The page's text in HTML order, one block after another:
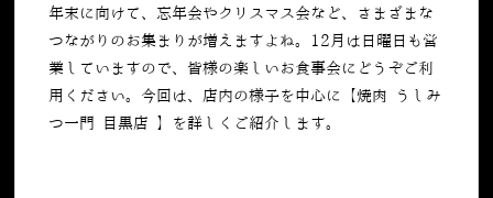
年末に向けて、忘年会やクリスマス会など、さまざまな
つながりのお集まりが増えますよね。12月は日曜日も営
業していますので、皆様の楽しいお食事会にどうぞご利
用ください。今回は、店内の様子を中心に【焼肉 うしみ
つ一門 目黒店 】を詳しくご紹介します。